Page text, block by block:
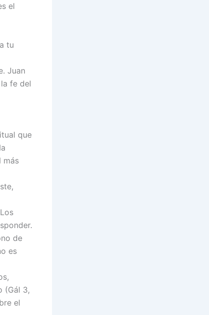
el
tu
Juan
fe del
que
más
de
es
(Gál 3,
el